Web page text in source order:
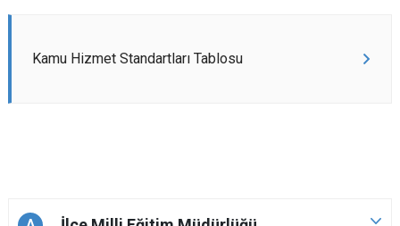
Kamu Hizmet Standartları Tablosu